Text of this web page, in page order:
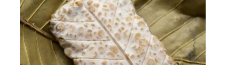
Tempeku
Keajaiban
Tempe